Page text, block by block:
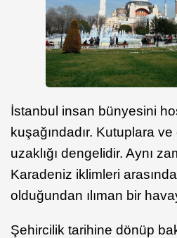
İstanbul insan bünyesini
kuşağındadır. Kutuplara
uzaklığı dengelidir. Aynı
Karadeniz iklimleri
olduğundan ılıman bir
Şehircilik tarihine dönüp